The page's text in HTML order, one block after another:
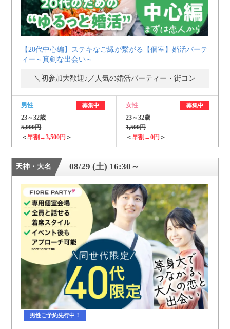
【20代中心編】ステキなご縁が繋がる【個室】婚活パーテ
ィー～真剣な出会い～
＼初参加大歓迎♪／人気の婚活パーティー・街コン
男性 募集中
23～32歳
5,000円
＜早割→3,500円 ＞
女性 募集中
23～32歳
1,500円
＜早割→0円 ＞
天神・大名 08/29 (土) 16:30～
男性ご予約先行中！